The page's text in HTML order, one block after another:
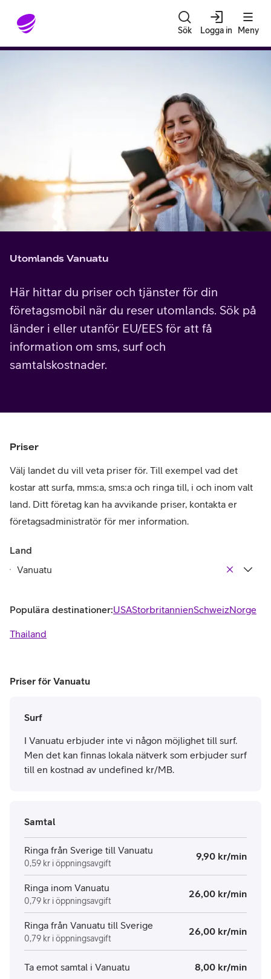
Gå till sidans innehåll
Sök Logga in Meny
Utomlands Vanuatu
Här hittar du priser och tjänster för din
företagsmobil när du reser utomlands. Sök på
länder i eller utanför EU/EES för att få
information om sms, surf och
samtalskostnader.
Priser
Välj landet du vill veta priser för. Till exempel vad det
kostar att surfa, mms:a, sms:a och ringa till, i och inom valt
land. Ditt företag kan ha avvikande priser, kontakta er
företagsadministratör för mer information.
Land
Populära destinationer:USAStorbritannienSchweizNorge
Thailand
Priser för Vanuatu
Surf
I Vanuatu erbjuder inte vi någon möjlighet till surf.
Men det kan finnas lokala nätverk som erbjuder surf
till en kostnad av undefined kr/MB.
Samtal
Ringa från Sverige till Vanuatu
0,59 kr i öppningsavgift
9,90 kr/min
Ringa inom Vanuatu
0,79 kr i öppningsavgift
26,00 kr/min
Ringa från Vanuatu till Sverige
0,79 kr i öppningsavgift
26,00 kr/min
Ta emot samtal i Vanuatu 8,00 kr/min